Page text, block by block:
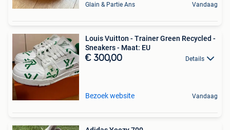
Glain & Partie Ans Vandaag
Louis Vuitton - Trainer Green Recycled -
Sneakers - Maat: EU
€ 300,00 Details
Bezoek website Vandaag